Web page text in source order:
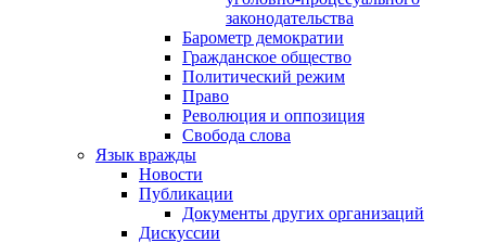
законодательства
Барометр демократии
Гражданское общество
Политический режим
Право
Революция и оппозиция
Свобода слова
Язык вражды
Новости
Публикации
Документы других организаций
Дискуссии